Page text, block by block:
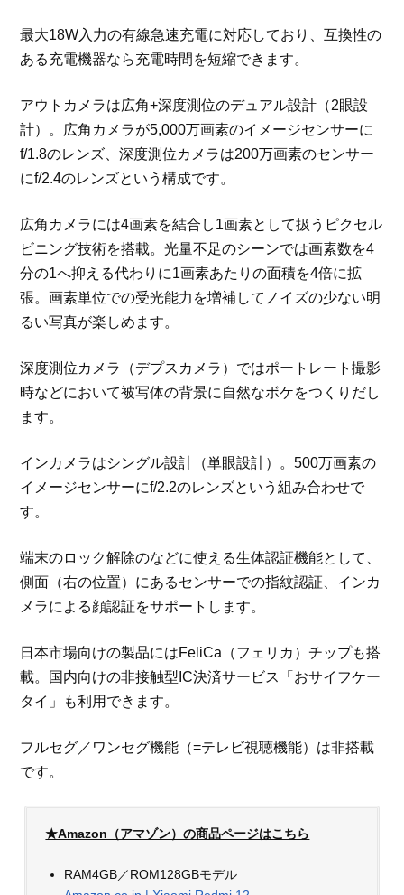
最大18W入力の有線急速充電に対応しており、互換性の
ある充電機器なら充電時間を短縮できます。
アウトカメラは広角+深度測位のデュアル設計（2眼設
計）。広角カメラが5,000万画素のイメージセンサーに
f/1.8のレンズ、深度測位カメラは200万画素のセンサー
にf/2.4のレンズという構成です。
広角カメラには4画素を結合し1画素として扱うピクセル
ビニング技術を搭載。光量不足のシーンでは画素数を4
分の1へ抑える代わりに1画素あたりの面積を4倍に拡
張。画素単位での受光能力を増補してノイズの少ない明
るい写真が楽しめます。
深度測位カメラ（デプスカメラ）ではポートレート撮影
時などにおいて被写体の背景に自然なボケをつくりだし
ます。
インカメラはシングル設計（単眼設計）。500万画素の
イメージセンサーにf/2.2のレンズという組み合わせで
す。
端末のロック解除のなどに使える生体認証機能として、
側面（右の位置）にあるセンサーでの指紋認証、インカ
メラによる顔認証をサポートします。
日本市場向けの製品にはFeliCa（フェリカ）チップも搭
載。国内向けの非接触型IC決済サービス「おサイフケー
タイ」も利用できます。
フルセグ／ワンセグ機能（=テレビ視聴機能）は非搭載
です。
★Amazon（アマゾン）の商品ページはこちら
RAM4GB／ROM128GBモデル